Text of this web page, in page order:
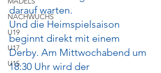
NACHWUCHS
U19
U17
U15
darauf warten.
Und die Heimspielsaison
beginnt direkt mit einem
Derby. Am Mittwochabend um
18:30 Uhr wird der